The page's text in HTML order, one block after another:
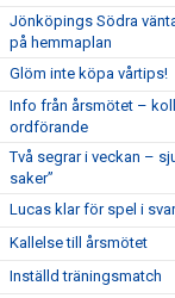
Jönköpings Södra
på hemmaplan
Glöm inte köpa vårtips!
Info från årsmötet –
ordförande
Två segrar i veckan –
saker”
Lucas klar för spel i
Kallelse till årsmötet
Inställd träningsmatch